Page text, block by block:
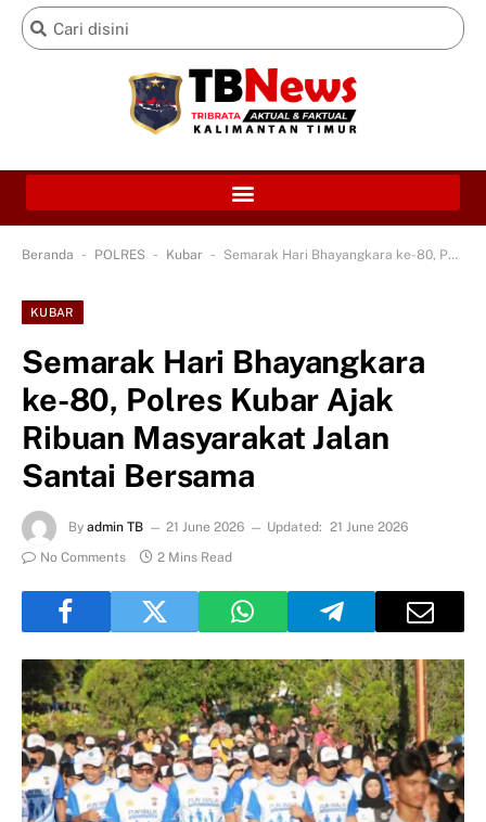
Beranda - POLRES - Kubar - Semarak Hari Bhayangkara ke-80, Polres Kubar Ajak Ribuan Masyarakat Jalan Santai Bersama
KUBAR
Semarak Hari Bhayangkara
ke-80, Polres Kubar Ajak
Ribuan Masyarakat Jalan
Santai Bersama
By admin TB 21 June 2026 Updated: 21 June 2026
No Comments
2 Mins Read